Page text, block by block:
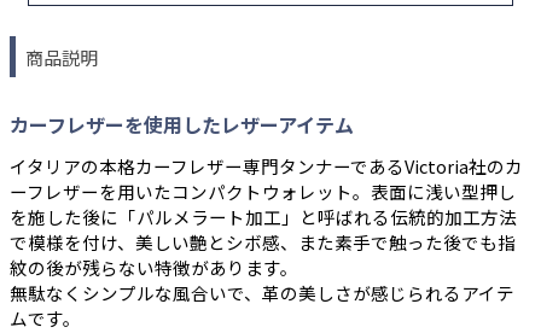
商品説明
カーフレザーを使用したレザーアイテム
イタリアの本格カーフレザー専門タンナーであるVictoria社のカ
ーフレザーを用いたコンパクトウォレット。表面に浅い型押し
を施した後に「パルメラート加工」と呼ばれる伝統的加工方法
で模様を付け、美しい艶とシボ感、また素手で触った後でも指
紋の後が残らない特徴があります。
無駄なくシンプルな風合いで、革の美しさが感じられるアイテ
ムです。